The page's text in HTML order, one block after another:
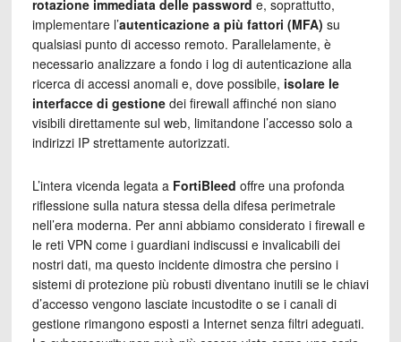
rotazione immediata delle password e, soprattutto,
implementare l’autenticazione a più fattori (MFA) su
qualsiasi punto di accesso remoto. Parallelamente, è
necessario analizzare a fondo i log di autenticazione alla
ricerca di accessi anomali e, dove possibile, isolare le
interfacce di gestionedei firewall affinché non siano
visibili direttamente sul web, limitandone l’accesso solo a
indirizzi IP strettamente autorizzati.
L’intera vicenda legata a FortiBleed offre una profonda
riflessione sulla natura stessa della difesa perimetrale
nell’era moderna. Per anni abbiamo considerato i firewall e
le reti VPN come i guardiani indiscussi e invalicabili dei
nostri dati, ma questo incidente dimostra che persino i
sistemi di protezione più robusti diventano inutili se le chiavi
d’accesso vengono lasciate incustodite o se i canali di
gestione rimangono esposti a Internet senza filtri adeguati.